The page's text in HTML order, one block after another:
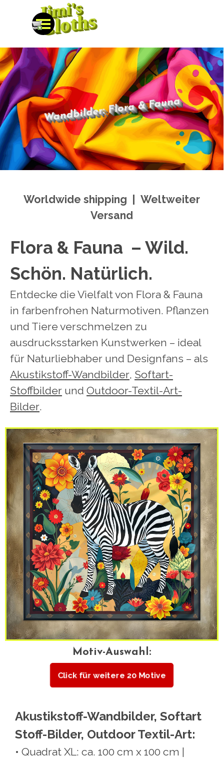
Direkt zum Seiteninhalt
Jimi's
Menü überspringen
Cloths
Wandbilder: Flora & Fauna
Worldwide shipping | Weltweiter
Versand
Flora & Fauna – Wild.
Schön. Natürlich.
Entdecke die Vielfalt von Flora & Fauna
in farbenfrohen Naturmotiven. Pflanzen
und Tiere verschmelzen zu
ausdrucksstarken Kunstwerken – ideal
für Naturliebhaber und Designfans – als
Akustikstoff-Wandbilder, Softart-
Stoffbilder und Outdoor-Textil-Art-
Bilder.
Motiv-Auswahl:
Click für weitere 20 Motive
Akustikstoff-Wandbilder, Softart
Stoff-Bilder, Outdoor Textil-Art:
• Quadrat XL: ca. 100 cm x 100 cm |